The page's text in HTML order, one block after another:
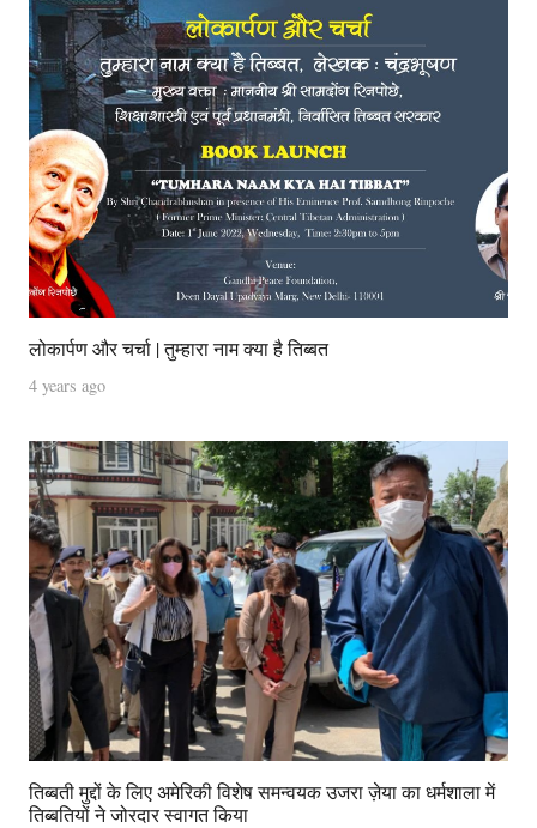
लोकार्पण और चर्चा | तुम्हारा नाम क्या है तिब्बत
4 years ago
तिब्बती मुद्दों के लिए अमेरिकी विशेष समन्वयक उजरा ज़ेया का धर्मशाला में
तिब्बतियों ने जोरदार स्वागत किया